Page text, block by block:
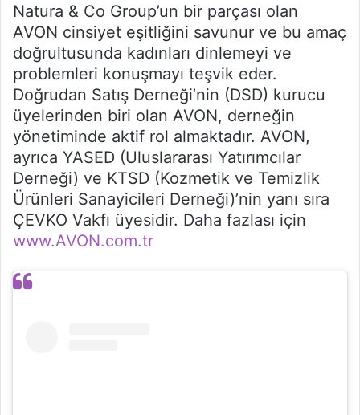
Natura & Co Group’un bir parçası olan
AVON cinsiyet eşitliğini savunur ve bu amaç
doğrultusunda kadınları dinlemeyi ve
problemleri konuşmayı teşvik eder.
Doğrudan Satış Derneği’nin (DSD) kurucu
üyelerinden biri olan AVON, derneğin
yönetiminde aktif rol almaktadır. AVON,
ayrıca YASED (Uluslararası Yatırımcılar
Derneği) ve KTSD (Kozmetik ve Temizlik
Ürünleri Sanayicileri Derneği)’nin yanı sıra
ÇEVKO Vakfı üyesidir. Daha fazlası için
www.AVON.com.tr